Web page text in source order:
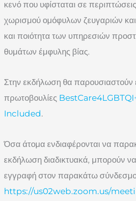
κενό που υφίσταται σε
χωρισμού ομόφυλων ζευγαριών
και ποιότητα των υπηρεσιών
θυμάτων έμφυλης βίας.
Στην εκδήλωση θα παρουσιαστούν
πρωτοβουλίες
Included.
Όσα άτομα ενδιαφέρονται να
εκδήλωση διαδικτυακά, μπορούν
εγγραφή στον παρακάτω
https://us02web.zoom.us/